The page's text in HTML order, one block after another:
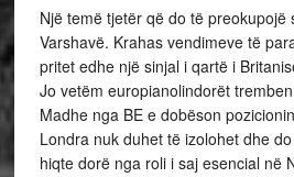
Një temë tjetër që do të preokupojë
Varshavë. Krahas vendimeve të
pritet edhe një sinjal i qartë i
Jo vetëm europianolindorët
Madhe nga BE e dobëson
Londra nuk duhet të izolohet dhe
hiqte dorë nga roli i saj esencial në